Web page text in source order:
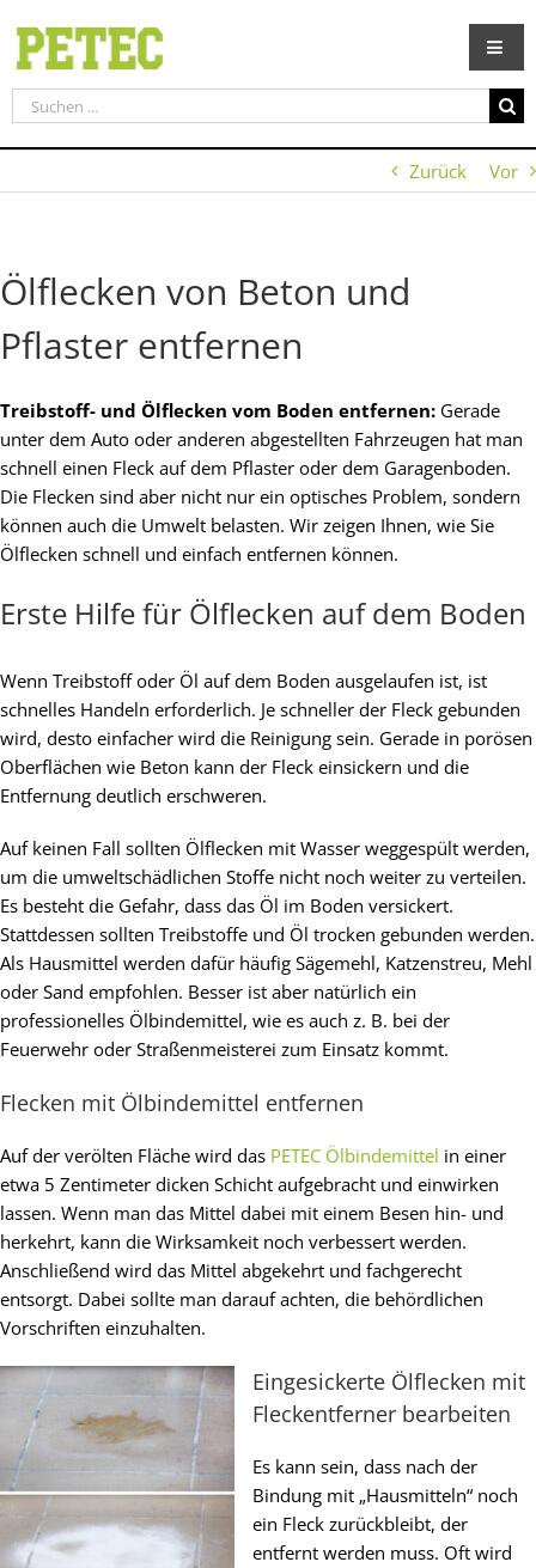
Inhalt
springen
Suche
nach:
Zurück
Vor
Ölflecken von Beton und
Pflaster entfernen
Treibstoff- und Ölflecken vom Boden entfernen: Gerade
unter dem Auto oder anderen abgestellten Fahrzeugen hat man
schnell einen Fleck auf dem Pflaster oder dem Garagenboden.
Die Flecken sind aber nicht nur ein optisches Problem, sondern
können auch die Umwelt belasten. Wir zeigen Ihnen, wie Sie
Ölflecken schnell und einfach entfernen können.
Erste Hilfe für Ölflecken auf dem Boden
Wenn Treibstoff oder Öl auf dem Boden ausgelaufen ist, ist
schnelles Handeln erforderlich. Je schneller der Fleck gebunden
wird, desto einfacher wird die Reinigung sein. Gerade in porösen
Oberflächen wie Beton kann der Fleck einsickern und die
Entfernung deutlich erschweren.
Auf keinen Fall sollten Ölflecken mit Wasser weggespült werden,
um die umweltschädlichen Stoffe nicht noch weiter zu verteilen.
Es besteht die Gefahr, dass das Öl im Boden versickert.
Stattdessen sollten Treibstoffe und Öl trocken gebunden werden.
Als Hausmittel werden dafür häufig Sägemehl, Katzenstreu, Mehl
oder Sand empfohlen. Besser ist aber natürlich ein
professionelles Ölbindemittel, wie es auch z. B. bei der
Feuerwehr oder Straßenmeisterei zum Einsatz kommt.
Flecken mit Ölbindemittel entfernen
Auf der verölten Fläche wird das PETEC Ölbindemittel in einer
etwa 5 Zentimeter dicken Schicht aufgebracht und einwirken
lassen. Wenn man das Mittel dabei mit einem Besen hin- und
herkehrt, kann die Wirksamkeit noch verbessert werden.
Anschließend wird das Mittel abgekehrt und fachgerecht
entsorgt. Dabei sollte man darauf achten, die behördlichen
Vorschriften einzuhalten.
Eingesickerte Ölflecken mit
Fleckentferner bearbeiten
Es kann sein, dass nach der
Bindung mit „Hausmitteln“ noch
ein Fleck zurückbleibt, der
entfernt werden muss. Oft wird